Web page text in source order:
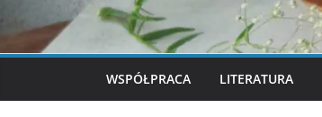
WSPÓŁPRACA LITERATURA